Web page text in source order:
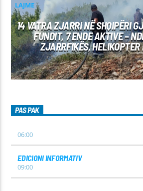
LAJME
14 VATRA ZJARRI NË SHQIPËRI
FUNDIT, 7 ENDE AKTIVE –
ZJARRFIKËS, HELIKOPTER
PAS PAK
06:00
EDICIONI INFORMATIV
09:00